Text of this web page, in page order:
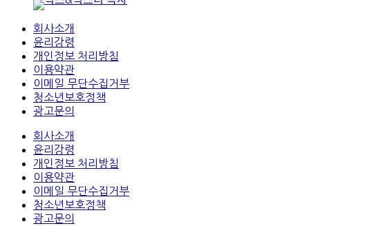
회사소개
윤리강령
개인정보 처리방침
이용약관
이메일 무단수집거부
청소년보호정책
광고문의
회사소개
윤리강령
개인정보 처리방침
이용약관
이메일 무단수집거부
청소년보호정책
광고문의